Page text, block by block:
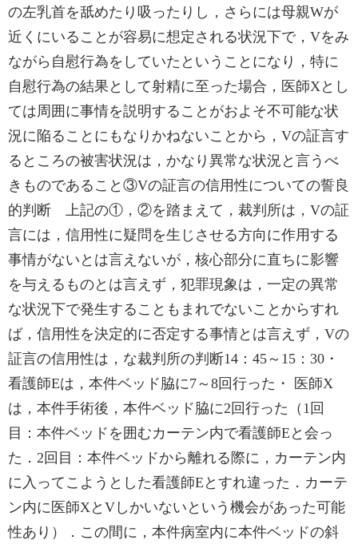
の左乳首を舐めたり吸ったりし，さらには母親Wが
近くにいることが容易に想定される状況下で，Vをみ
ながら自慰行為をしていたということになり，特に
自慰行為の結果として射精に至った場合，医師Xとし
ては周囲に事情を説明することがおよそ不可能な状
況に陥ることにもなりかねないことから，Vの証言す
るところの被害状況は，かなり異常な状況と言うべ
きものであること③Vの証言の信用性についての誓良
的判断 上記の①，②を踏まえて，裁判所は，Vの証
言には，信用性に疑問を生じさせる方向に作用する
事情がないとは言えないが，核心部分に直ちに影響
を与えるものとは言えず，犯罪現象は，一定の異常
な状況下で発生することもまれでないことからすれ
ば，信用性を決定的に否定する事情とは言えず，Vの
証言の信用性は，な裁判所の判断14：45～15：30・
看護師Eは，本件ベッド脇に7～8回行った・ 医師X
は，本件手術後，本件ベッド脇に2回行った（1回
目：本件ベッドを囲むカーテン内で看護師Eと会っ
た．2回目：本件ベッドから離れる際に，カーテン内
に入ってこようとした看護師Eとすれ違った．カーテ
ン内に医師XとVしかいないという機会があった可能
性あり）．この間に，本件病室内に本件ベッドの斜